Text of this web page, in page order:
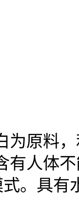
为原料
有人体
。具有